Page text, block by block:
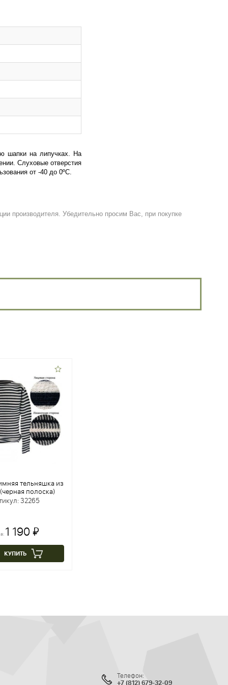
шапки на липучках. На
Слуховые отверстия
от -40 до 0ºС.
производителя. Убедительно просим Вас, при покупке
тельняшка из
полоска)
32265
1 190 ₽
КУПИТЬ
Телефон:
+7 (812) 679-32-09